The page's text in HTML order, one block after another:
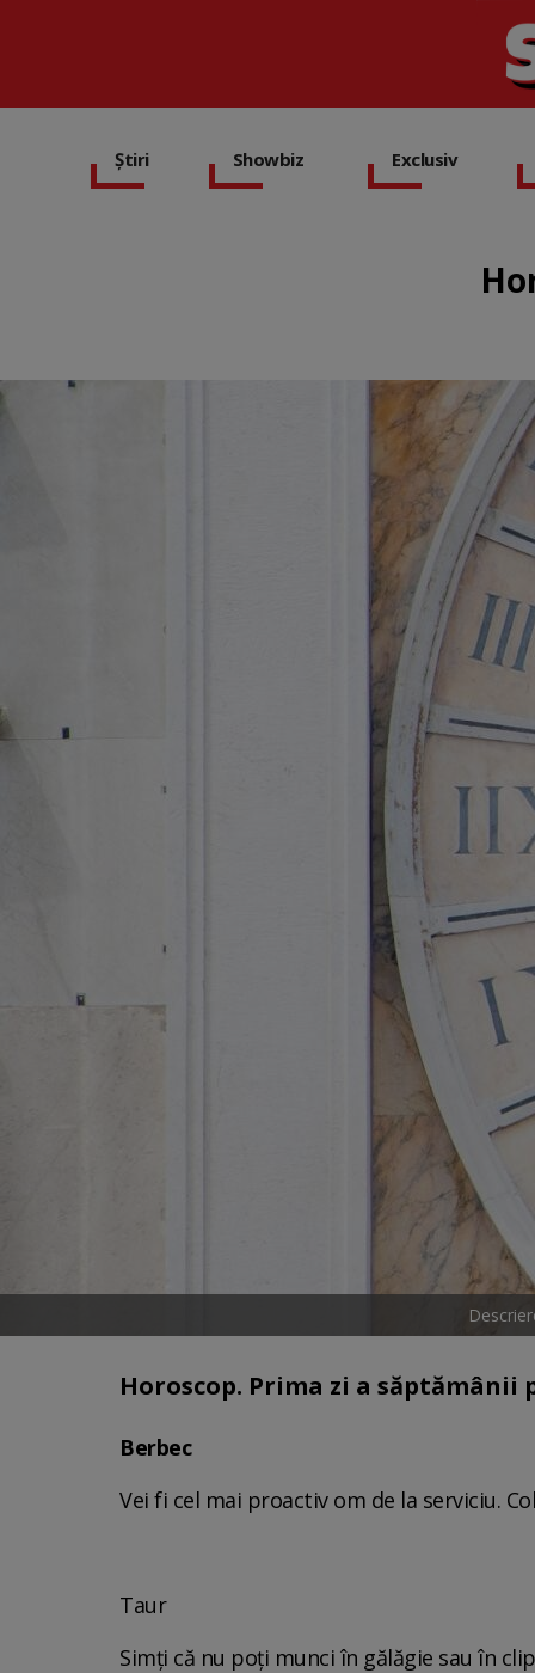
Știri Showbiz Exclusiv
Horoscop. Prima zi a
Berbec
Vei fi cel mai proactiv om de la serviciu.
Taur
Simți că nu poți munci în gălăgie sau în